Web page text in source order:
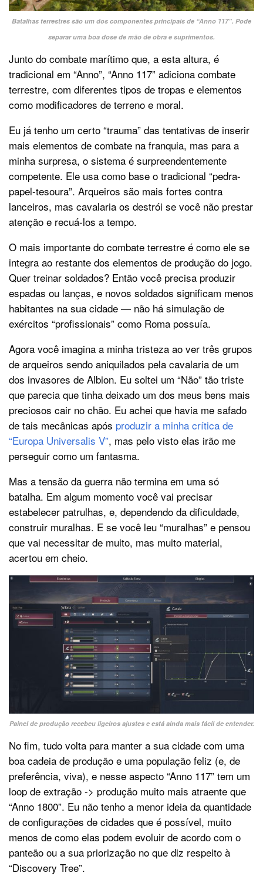
Batalhas terrestres são um dos componentes principais de “Anno 117”. Pode
separar uma boa dose de mão de obra e suprimentos.
Junto do combate marítimo que, a esta altura, é
tradicional em “Anno”, “Anno 117” adiciona combate
terrestre, com diferentes tipos de tropas e elementos
como modificadores de terreno e moral.
Eu já tenho um certo “trauma” das tentativas de inserir
mais elementos de combate na franquia, mas para a
minha surpresa, o sistema é surpreendentemente
competente. Ele usa como base o tradicional “pedra-
papel-tesoura”. Arqueiros são mais fortes contra
lanceiros, mas cavalaria os destrói se você não prestar
atenção e recuá-los a tempo.
O mais importante do combate terrestre é como ele se
integra ao restante dos elementos de produção do jogo.
Quer treinar soldados? Então você precisa produzir
espadas ou lanças, e novos soldados significam menos
habitantes na sua cidade — não há simulação de
exércitos “profissionais” como Roma possuía.
Agora você imagina a minha tristeza ao ver três grupos
de arqueiros sendo aniquilados pela cavalaria de um
dos invasores de Albion. Eu soltei um “Não” tão triste
que parecia que tinha deixado um dos meus bens mais
preciosos cair no chão. Eu achei que havia me safado
de tais mecânicas após produzir a minha crítica de
“Europa Universalis V”, mas pelo visto elas irão me
perseguir como um fantasma.
Mas a tensão da guerra não termina em uma só
batalha. Em algum momento você vai precisar
estabelecer patrulhas, e, dependendo da dificuldade,
construir muralhas. E se você leu “muralhas” e pensou
que vai necessitar de muito, mas muito material,
acertou em cheio.
Painel de produção recebeu ligeiros ajustes e está ainda mais fácil de entender.
No fim, tudo volta para manter a sua cidade com uma
boa cadeia de produção e uma população feliz (e, de
preferência, viva), e nesse aspecto “Anno 117” tem um
loop de extração -> produção muito mais atraente que
“Anno 1800”. Eu não tenho a menor ideia da quantidade
de configurações de cidades que é possível, muito
menos de como elas podem evoluir de acordo com o
panteão ou a sua priorização no que diz respeito à
“Discovery Tree”.